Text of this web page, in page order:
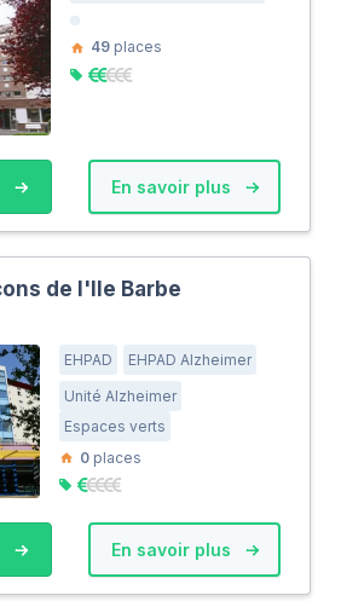
49 places
En savoir plus
de l'Ile Barbe
EHPAD
EHPAD Alzheimer
Unité Alzheimer
Espaces verts
0 places
En savoir plus